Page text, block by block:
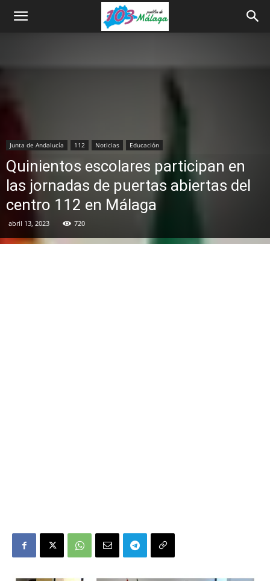
Junta de Andalucía 112 Noticias Educación
Quinientos escolares participan en
las jornadas de puertas abiertas del
centro 112 en Málaga
abril 13, 2023 720